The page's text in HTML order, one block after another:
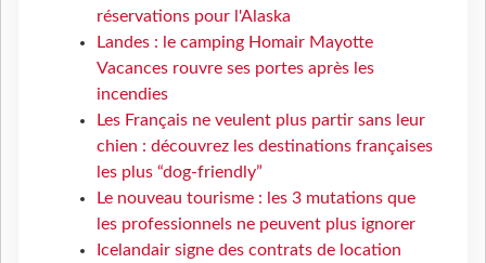
réservations pour l'Alaska
Landes : le camping Homair Mayotte
Vacances rouvre ses portes après les
incendies
Les Français ne veulent plus partir sans leur
chien : découvrez les destinations françaises
les plus “dog-friendly”
Le nouveau tourisme : les 3 mutations que
les professionnels ne peuvent plus ignorer
Icelandair signe des contrats de location